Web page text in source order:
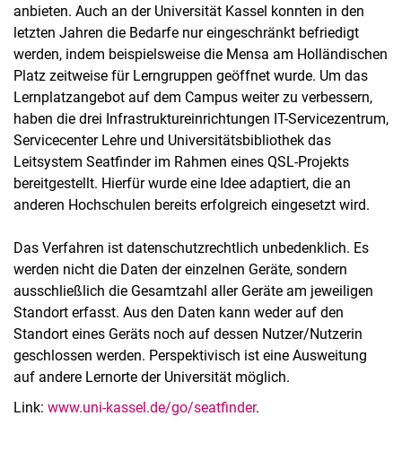
anbieten. Auch an der Universität Kassel konnten in den
letzten Jahren die Bedarfe nur eingeschränkt befriedigt
werden, indem beispielsweise die Mensa am Holländischen
Platz zeitweise für Lerngruppen geöffnet wurde. Um das
Lernplatzangebot auf dem Campus weiter zu verbessern,
haben die drei Infrastruktureinrichtungen IT-Servicezentrum,
Servicecenter Lehre und Universitätsbibliothek das
Leitsystem Seatfinder im Rahmen eines QSL-Projekts
bereitgestellt. Hierfür wurde eine Idee adaptiert, die an
anderen Hochschulen bereits erfolgreich eingesetzt wird.
Das Verfahren ist datenschutzrechtlich unbedenklich. Es
werden nicht die Daten der einzelnen Geräte, sondern
ausschließlich die Gesamtzahl aller Geräte am jeweiligen
Standort erfasst. Aus den Daten kann weder auf den
Standort eines Geräts noch auf dessen Nutzer/Nutzerin
geschlossen werden. Perspektivisch ist eine Ausweitung
auf andere Lernorte der Universität möglich.
Link: www.uni-kassel.de/go/seatfinder.